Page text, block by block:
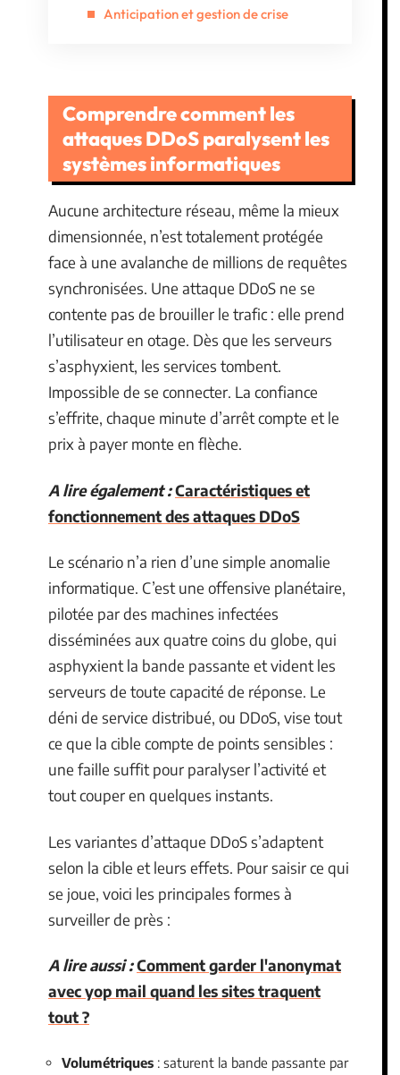
Anticipation et gestion de crise
Comprendre comment les
attaques DDoS paralysent les
systèmes informatiques
Aucune architecture réseau, même la mieux
dimensionnée, n’est totalement protégée
face à une avalanche de millions de requêtes
synchronisées. Une attaque DDoS ne se
contente pas de brouiller le trafic : elle prend
l’utilisateur en otage. Dès que les serveurs
s’asphyxient, les services tombent.
Impossible de se connecter. La confiance
s’effrite, chaque minute d’arrêt compte et le
prix à payer monte en flèche.
A lire également :Caractéristiques et
fonctionnement des attaques DDoS
Le scénario n’a rien d’une simple anomalie
informatique. C’est une offensive planétaire,
pilotée par des machines infectées
disséminées aux quatre coins du globe, qui
asphyxient la bande passante et vident les
serveurs de toute capacité de réponse. Le
déni de service distribué, ou DDoS, vise tout
ce que la cible compte de points sensibles :
une faille suffit pour paralyser l’activité et
tout couper en quelques instants.
Les variantes d’attaque DDoS s’adaptent
selon la cible et leurs effets. Pour saisir ce qui
se joue, voici les principales formes à
surveiller de près :
A lire aussi :Comment garder l'anonymat
avec yop mail quand les sites traquent
tout ?
Volumétriques : saturent la bande passante par